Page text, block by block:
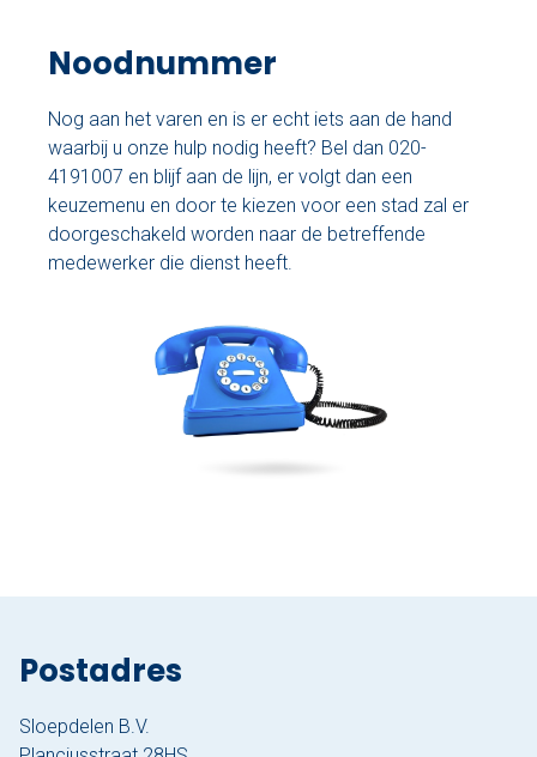
Werken bij Sloepdelen
Algemene voorwaarden
Nu reserveren
Noodnummer
Nog aan het varen en is er echt iets aan de hand
waarbij u onze hulp nodig heeft? Bel dan 020-
4191007 en blijf aan de lijn, er volgt dan een
keuzemenu en door te kiezen voor een stad zal er
doorgeschakeld worden naar de betreffende
medewerker die dienst heeft.
Postadres
Sloepdelen B.V.